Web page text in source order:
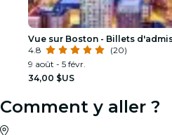
Vue sur Boston - Billets
4.8
(20)
9 août - 5 févr.
34,00 $US
Comment y aller ?